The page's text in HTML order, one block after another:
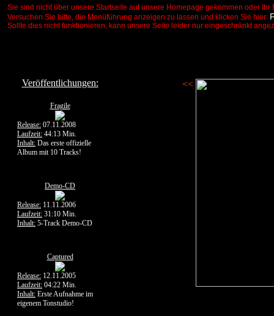
Sie sind nicht über unsere Startseite auf unsere Homepage gekommen oder
Versuchen Sie bitte, die Menüführung anzeigen zu lassen und klicken Sie hier:
Sollte dies nicht funktionieren, kann unsere Seite leider nur eingeschränkt
Veröffentlichungen:
Fragile
Release: 07.11.2008
Laufzeit: 44:13 Min.
Inhalt: Das erste offizielle
Album mit 10 Tracks!
Demo-CD
Release: 11.11.2006
Laufzeit: 31:10 Min.
Inhalt: 5-Track Demo-CD
Captured
Release: 12.11.2005
Laufzeit: 04:22 Min.
Inhalt: Erste Aufnahme im
eigenem Tonstudio!
<<